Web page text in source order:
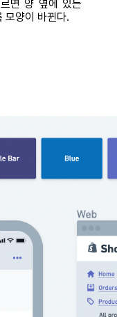
면 양 옆에 있는
모양이 바뀐다.